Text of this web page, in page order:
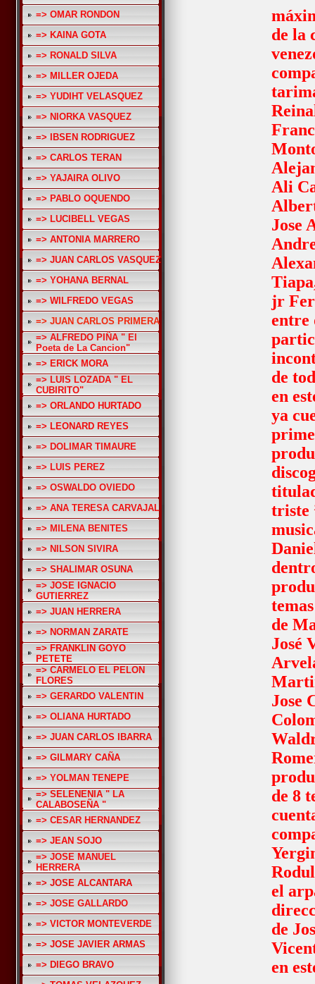
=> OMAR RONDON
=> KAINA GOTA
=> RONALD SILVA
=> MILLER OJEDA
=> YUDIHT VELASQUEZ
=> NIORKA VASQUEZ
=> IBSEN RODRIGUEZ
=> CARLOS TERAN
=> YAJAIRA OLIVO
=> PABLO OQUENDO
=> LUCIBELL VEGAS
=> ANTONIA MARRERO
=> JUAN CARLOS VASQUEZ
=> YOHANA BERNAL
=> WILFREDO VEGAS
=> JUAN CARLOS PRIMERA
=> ALFREDO PIÑA " El
Poeta de La Cancion"
=> ERICK MORA
=> LUIS LOZADA " EL
CUBIRITO"
=> ORLANDO HURTADO
=> LEONARD REYES
=> DOLIMAR TIMAURE
=> LUIS PEREZ
=> OSWALDO OVIEDO
=> ANA TERESA CARVAJAL
=> MILENA BENITES
=> NILSON SIVIRA
=> SHALIMAR OSUNA
=> JOSE IGNACIO
GUTIERREZ
=> JUAN HERRERA
=> NORMAN ZARATE
=> FRANKLIN GOYO
PETETE
=> CARMELO EL PELON
FLORES
=> GERARDO VALENTIN
=> OLIANA HURTADO
=> JUAN CARLOS IBARRA
=> GILMARY CAÑA
=> YOLMAN TENEPE
=> SELENENIA " LA
CALABOSEÑA "
=> CESAR HERNANDEZ
=> JEAN SOJO
=> JOSE MANUEL
HERRERA
=> JOSE ALCANTARA
=> JOSE GALLARDO
=> VICTOR MONTEVERDE
=> JOSE JAVIER ARMAS
=> DIEGO BRAVO
de la
Ali
Jose
jr
entre
de
en
ya
triste
de
José
Jose
de 8
el
de
en